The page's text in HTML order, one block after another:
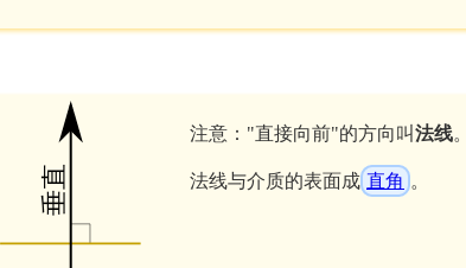
注意："直接向前"的方向叫法线。
法线与介质的表面成 直角 。